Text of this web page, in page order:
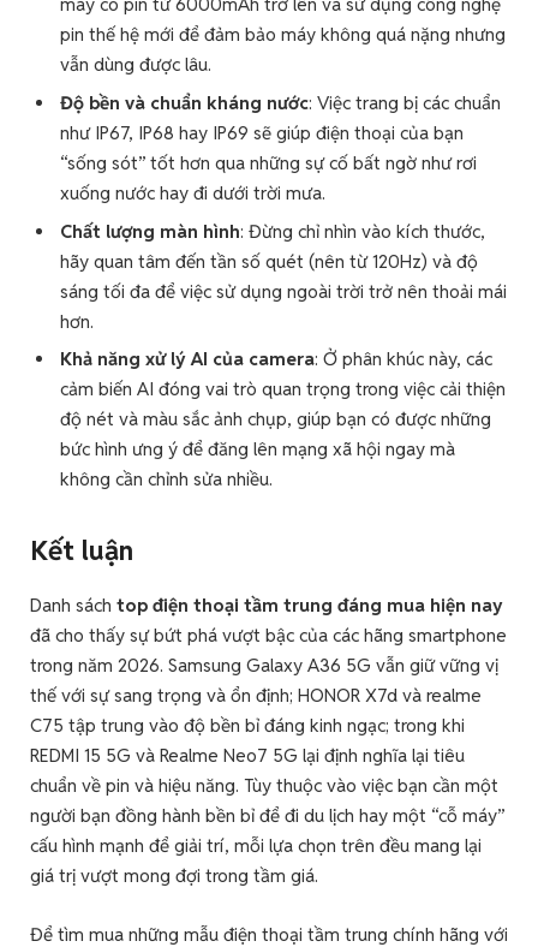
máy có pin từ 6000mAh trở lên và sử dụng công nghệ
pin thế hệ mới để đảm bảo máy không quá nặng nhưng
vẫn dùng được lâu.
Độ bền và chuẩn kháng nước: Việc trang bị các chuẩn
như IP67, IP68 hay IP69 sẽ giúp điện thoại của bạn
“sống sót” tốt hơn qua những sự cố bất ngờ như rơi
xuống nước hay đi dưới trời mưa.
Chất lượng màn hình: Đừng chỉ nhìn vào kích thước,
hãy quan tâm đến tần số quét (nên từ 120Hz) và độ
sáng tối đa để việc sử dụng ngoài trời trở nên thoải mái
hơn.
Khả năng xử lý AI của camera: Ở phân khúc này, các
cảm biến AI đóng vai trò quan trọng trong việc cải thiện
độ nét và màu sắc ảnh chụp, giúp bạn có được những
bức hình ưng ý để đăng lên mạng xã hội ngay mà
không cần chỉnh sửa nhiều.
Kết luận
Danh sách top điện thoại tầm trung đáng mua hiện nay
đã cho thấy sự bứt phá vượt bậc của các hãng smartphone
trong năm 2026. Samsung Galaxy A36 5G vẫn giữ vững vị
thế với sự sang trọng và ổn định; HONOR X7d và realme
C75 tập trung vào độ bền bỉ đáng kinh ngạc; trong khi
REDMI 15 5G và Realme Neo7 5G lại định nghĩa lại tiêu
chuẩn về pin và hiệu năng. Tùy thuộc vào việc bạn cần một
người bạn đồng hành bền bỉ để đi du lịch hay một “cỗ máy”
cấu hình mạnh để giải trí, mỗi lựa chọn trên đều mang lại
giá trị vượt mong đợi trong tầm giá.
Để tìm mua những mẫu điện thoại tầm trung chính hãng với